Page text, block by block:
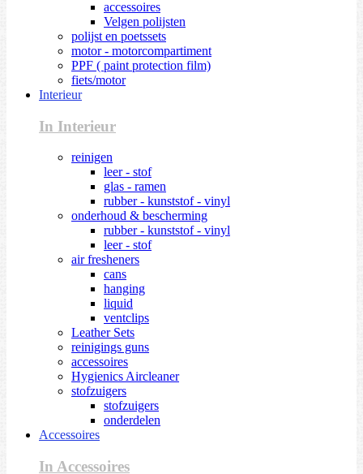
accessoires
Velgen polijsten
polijst en poetssets
motor - motorcompartiment
PPF ( paint protection film)
fiets/motor
Interieur
In Interieur
reinigen
leer - stof
glas - ramen
rubber - kunststof - vinyl
onderhoud & bescherming
rubber - kunststof - vinyl
leer - stof
air fresheners
cans
hanging
liquid
ventclips
Leather Sets
reinigings guns
accessoires
Hygienics Aircleaner
stofzuigers
stofzuigers
onderdelen
Accessoires
In Accessoires